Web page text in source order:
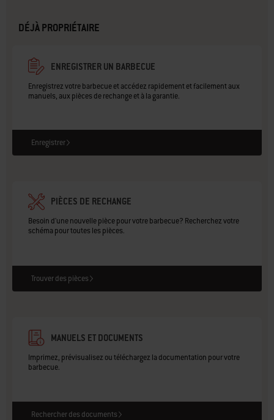
DÉJÀ PROPRIÉTAIRE
ENREGISTRER UN BARBECUE
Enregistrez votre barbecue et accédez rapidement et facilement aux
manuels, aux pièces de rechange et à la garantie.
Enregistrer
PIÈCES DE RECHANGE
Besoin d'une nouvelle pièce pour votre barbecue? Recherchez votre
schéma pour toutes les pièces.
Trouver des pièces
MANUELS ET DOCUMENTS
Imprimez, prévisualisez ou téléchargez la documentation pour votre
barbecue.
Rechercher des documents